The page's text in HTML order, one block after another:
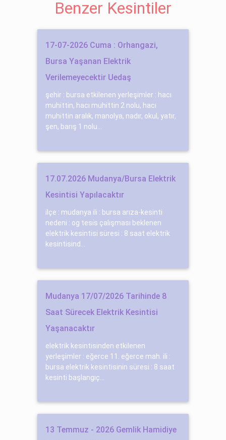
Benzer Kesintiler
17-07-2026 Cuma : Orhangazi,
Bursa Yaşanan Elektrik
Verilemeyecektir Uedaş
şehir : bursa etkilenen yerleşimler : hacı
muhittin, hacı muhittin 2 nolu, hacı
muhittin aralık, manolya, nadır, okul, yatır,
şen, barış 1 nolu...
17.07.2026 Mudanya/Bursa Elektrik
Kesintisi Yapılacaktır
ilçe : mudanya ili : bursa arıza-kesinti
nedeni : og tesi̇s çalışması beklenen
elektrik kesintisi süresi : 8 saat elektrik
kesintisind...
Mudanya 17/07/2026 Tarihinde 8
Saat Sürecek Elektrik Kesintisi
Yaşanacaktır
elektrik kesintisinden etkilenen
yerleşimler : eğerce 11. eğerce mah. ili :
bursa elektrik kesintisinin süresi : 8 saat
kesinti başlangıç...
13 Temmuz - 2026 Gemlik Hamidiye